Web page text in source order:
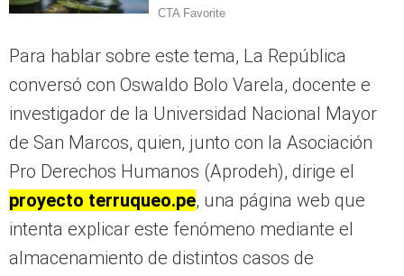
Para hablar sobre este tema, La República
conversó con Oswaldo Bolo Varela, docente e
investigador de la Universidad Nacional Mayor
de San Marcos, quien, junto con la Asociación
Pro Derechos Humanos (Aprodeh), dirige el
proyecto terruqueo.pe, una página web que
intenta explicar este fenómeno mediante el
almacenamiento de distintos casos de